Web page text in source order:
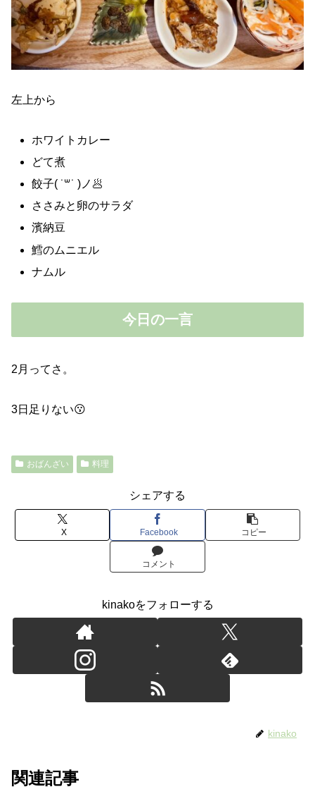
左上から
ホワイトカレー
どて煮
餃子( ˙꒳​˙ )ノ🥟
ささみと卵のサラダ
濱納豆
鱈のムニエル
ナムル
今日の一言
2月ってさ。
3日足りない😗
おばんざい 料理
シェアする
X Facebook コピー
コメント
kinakoをフォローする
kinako
関連記事